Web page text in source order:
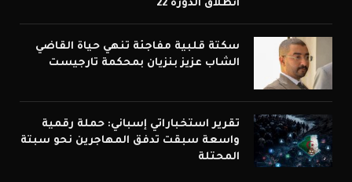
انطلاق الدورة 22
سكتة قلبية مفاجئة تنهي حياة القاضي
الشاب عزيز بنزيان بمحكمة تارجيست
تقرير استخباراتي إسباني: حملة رقمية
واسعة سبقت تدفق المهاجرين نحو سبتة
المحتلة